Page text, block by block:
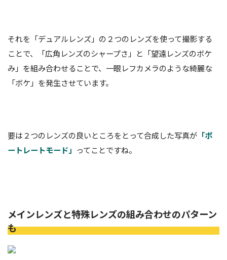
それを「デュアルレンズ」の２つのレンズを使って撮影する
ことで、「広角レンズのシャープさ」と「望遠レンズのボケ
み」を組み合わせることで、一眼レフカメラのような綺麗な
「ボケ」を発生させています。
要は２つのレンズの良いところをとって合成した写真が 「ポ
ートレートモード」 ってことですね。
メインレンズと特殊レンズの組み合わせのパターン
も